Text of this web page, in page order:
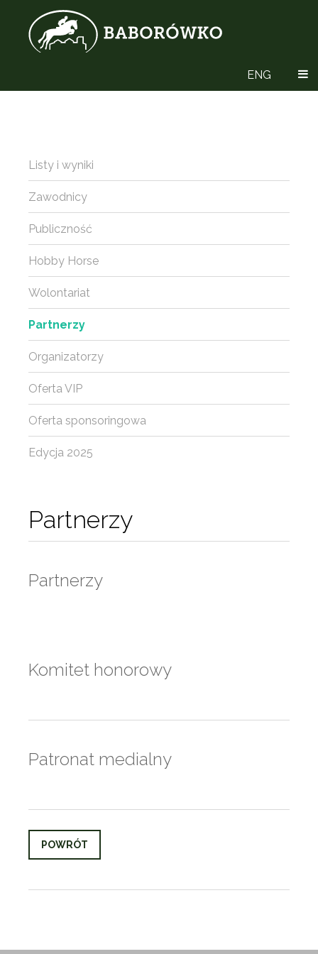
ENG
Partnerzy
Partnerzy
Komitet honorowy
Patronat medialny
POWRÓT
Listy i wyniki
Zawodnicy
Publiczność
Hobby Horse
Wolontariat
Partnerzy
Organizatorzy
Oferta VIP
Oferta sponsoringowa
Edycja 2025